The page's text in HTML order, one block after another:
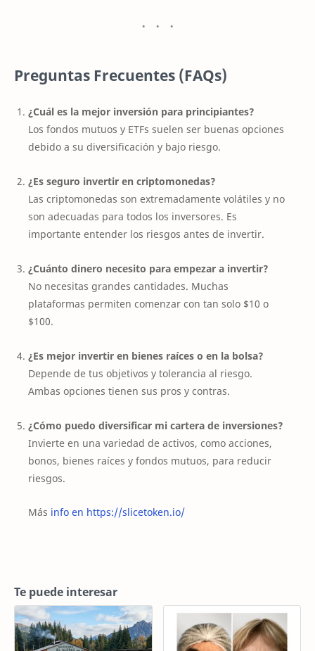
Preguntas Frecuentes (FAQs)
¿Cuál es la mejor inversión para principiantes?
Los fondos mutuos y ETFs suelen ser buenas opciones
debido a su diversificación y bajo riesgo.
¿Es seguro invertir en criptomonedas?
Las criptomonedas son extremadamente volátiles y no
son adecuadas para todos los inversores. Es
importante entender los riesgos antes de invertir.
¿Cuánto dinero necesito para empezar a invertir?
No necesitas grandes cantidades. Muchas
plataformas permiten comenzar con tan solo $10 o
$100.
¿Es mejor invertir en bienes raíces o en la bolsa?
Depende de tus objetivos y tolerancia al riesgo.
Ambas opciones tienen sus pros y contras.
¿Cómo puedo diversificar mi cartera de inversiones?
Invierte en una variedad de activos, como acciones,
bonos, bienes raíces y fondos mutuos, para reducir
riesgos.
Más info en https://slicetoken.io/
Te puede interesar